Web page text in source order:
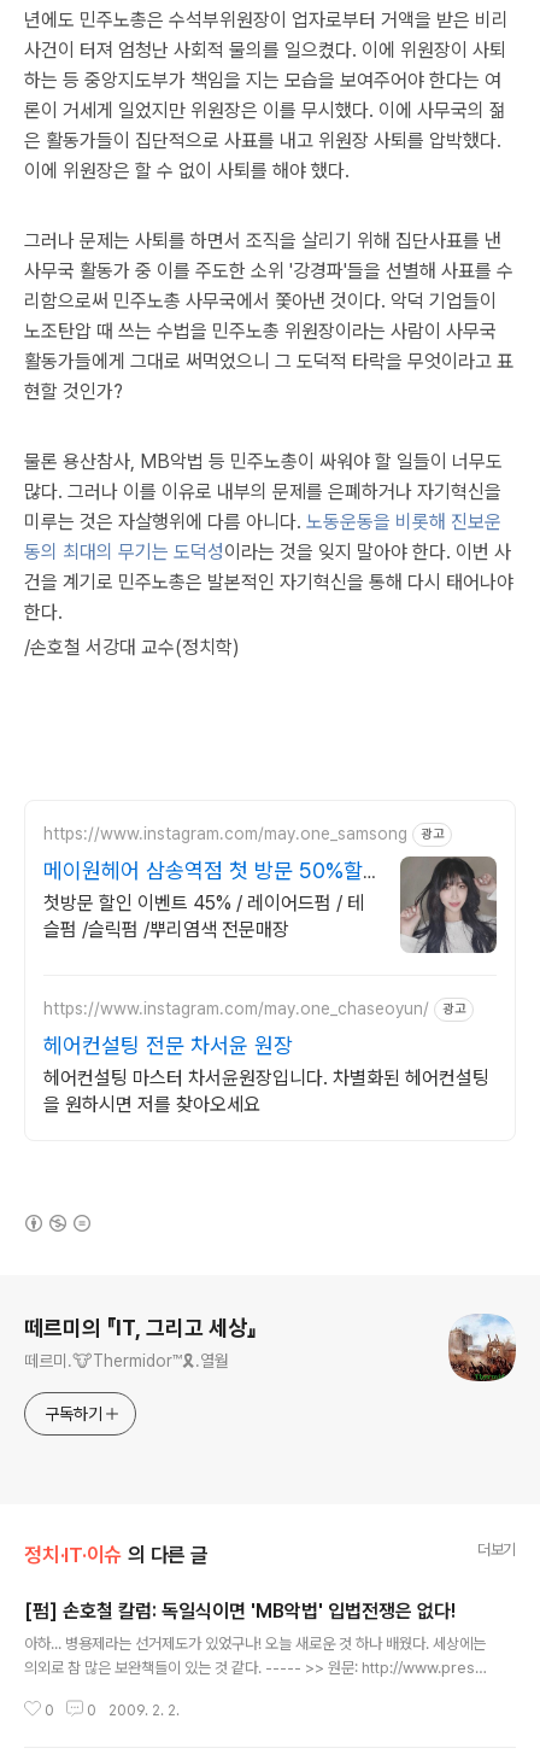
년에도 민주노총은 수석부위원장이 업자로부터 거액을 받은 비리
사건이 터져 엄청난 사회적 물의를 일으켰다. 이에 위원장이 사퇴
하는 등 중앙지도부가 책임을 지는 모습을 보여주어야 한다는 여
론이 거세게 일었지만 위원장은 이를 무시했다. 이에 사무국의 젊
은 활동가들이 집단적으로 사표를 내고 위원장 사퇴를 압박했다.
이에 위원장은 할 수 없이 사퇴를 해야 했다.
그러나 문제는 사퇴를 하면서 조직을 살리기 위해 집단사표를 낸
사무국 활동가 중 이를 주도한 소위 '강경파'들을 선별해 사표를 수
리함으로써 민주노총 사무국에서 쫓아낸 것이다. 악덕 기업들이
노조탄압 때 쓰는 수법을 민주노총 위원장이라는 사람이 사무국
활동가들에게 그대로 써먹었으니 그 도덕적 타락을 무엇이라고 표
현할 것인가?
물론 용산참사, MB악법 등 민주노총이 싸워야 할 일들이 너무도
많다. 그러나 이를 이유로 내부의 문제를 은폐하거나 자기혁신을
미루는 것은 자살행위에 다름 아니다. 노동운동을 비롯해 진보운
동의 최대의 무기는 도덕성이라는 것을 잊지 말아야 한다. 이번 사
건을 계기로 민주노총은 발본적인 자기혁신을 통해 다시 태어나야
한다.
/손호철 서강대 교수(정치학)
https://www.instagram.com/may.one_samsong 광고
메이원헤어 삼송역점 첫 방문 50%할
인
첫방문 할인 이벤트 45% / 레이어드펌 / 테
슬펌 /슬릭펌 /뿌리염색 전문매장
https://www.instagram.com/may.one_chaseoyun/ 광고
헤어컨설팅 전문 차서윤 원장
헤어컨설팅 마스터 차서윤원장입니다. 차별화된 헤어컨설팅
을 원하시면 저를 찾아오세요
떼르미의 『IT, 그리고 세상』
떼르미.🐮Thermidor™🎗️.열월
구독하기
정치·IT·이슈 의 다른 글 더보기
[펌] 손호철 칼럼: 독일식이면 'MB악법' 입법전쟁은 없다!
아하... 병용제라는 선거제도가 있었구나! 오늘 새로운 것 하나 배웠다. 세상에는
의외로 참 많은 보완책들이 있는 것 같다. ----- >> 원문: http://www.pressi
on=01 독일식이면 'MB악법' 입법전쟁은 없다! [손호철 칼럼] 한나라당 과반
0 0 2009. 2. 2.